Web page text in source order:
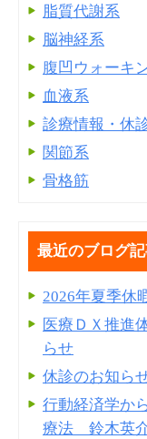
脂質代謝系
脳神経系
腹凹ウォーキ
血液系
診療情報・休
関節系
骨格筋
最近のブログ
2026年夏季休
医療ＤＸ推進
らせ
休診のお知ら
行動経済学か
療法 鈴木英